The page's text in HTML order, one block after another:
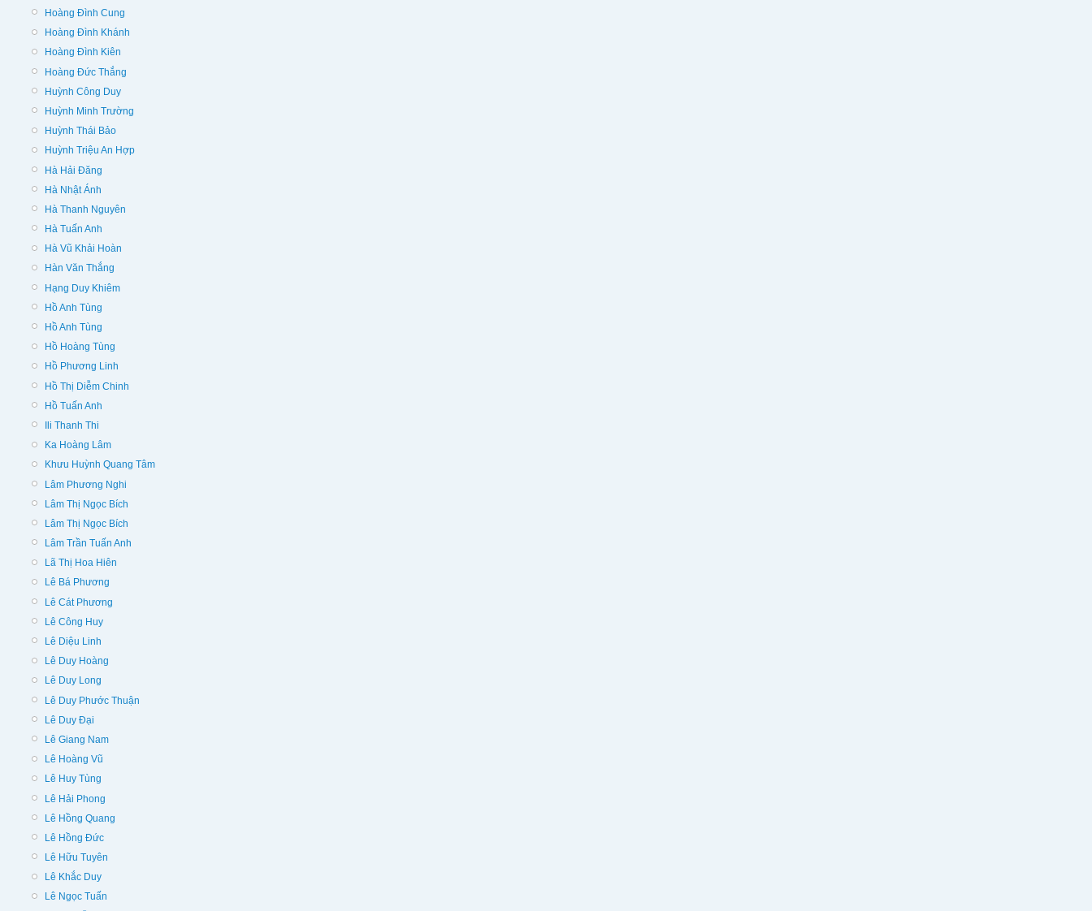
Hoàng Đình Cung
Hoàng Đình Khánh
Hoàng Đình Kiên
Hoàng Đức Thắng
Huỳnh Công Duy
Huỳnh Minh Trường
Huỳnh Thái Bảo
Huỳnh Triệu An Hợp
Hà Hải Đăng
Hà Nhật Ánh
Hà Thanh Nguyên
Hà Tuấn Anh
Hà Vũ Khải Hoàn
Hàn Văn Thắng
Hạng Duy Khiêm
Hồ Anh Tùng
Hồ Anh Tùng
Hồ Hoàng Tùng
Hồ Phương Linh
Hồ Thị Diễm Chinh
Hồ Tuấn Anh
Ili Thanh Thi
Ka Hoàng Lâm
Khưu Huỳnh Quang Tâm
Lâm Phương Nghi
Lâm Thị Ngọc Bích
Lâm Thị Ngọc Bích
Lâm Trần Tuấn Anh
Lã Thị Hoa Hiên
Lê Bá Phương
Lê Cát Phương
Lê Công Huy
Lê Diệu Linh
Lê Duy Hoàng
Lê Duy Long
Lê Duy Phước Thuận
Lê Duy Đại
Lê Giang Nam
Lê Hoàng Vũ
Lê Huy Tùng
Lê Hải Phong
Lê Hồng Quang
Lê Hồng Đức
Lê Hữu Tuyên
Lê Khắc Duy
Lê Ngọc Tuấn